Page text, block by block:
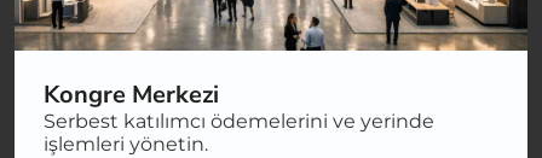
Kongre Merkezi
Serbest katılımcı ödemelerini ve yerinde
işlemleri yönetin.